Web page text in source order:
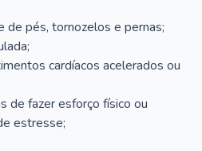
de pés, tornozelos e pernas;
cardíacos acelerados ou
de fazer esforço físico ou
estresse;